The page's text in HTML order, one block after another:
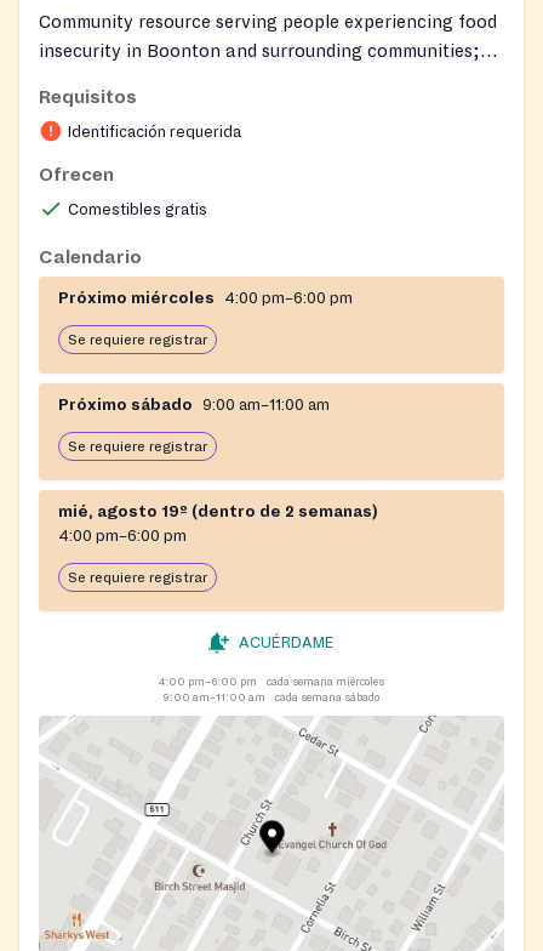
Community resource serving people experiencing food
insecurity in Boonton and surrounding communities;
self-sufficiency, and give hope.
Requisitos
Identificación requerida
Ofrecen
Comestibles gratis
Calendario
Próximo miércoles 4:00 pm–6:00 pm
Se requiere registrar
Próximo sábado 9:00 am–11:00 am
Se requiere registrar
mié, agosto 19º (dentro de 2 semanas)
4:00 pm–6:00 pm
Se requiere registrar
ACUÉRDAME
4:00 pm–6:00 pm
cada semana miércoles
9:00 am–11:00 am
cada semana sábado